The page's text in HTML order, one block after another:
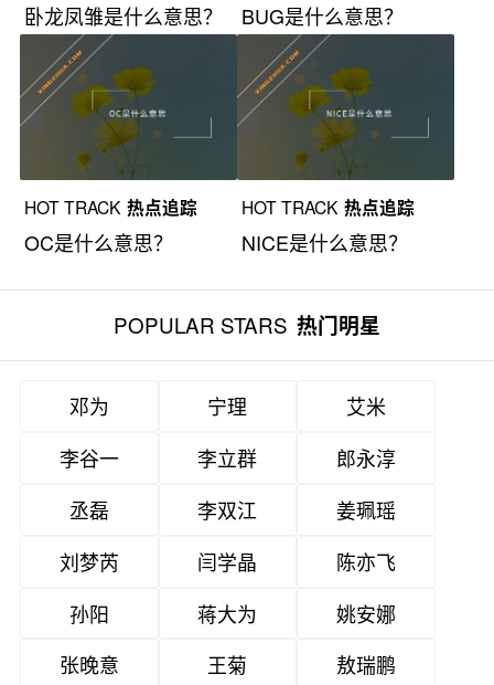
卧龙凤雏是什么意思？ BUG是什么意思？
HOT TRACK 热点追踪
OC是什么意思？
HOT TRACK 热点追踪
NICE是什么意思？
POPULAR STARS 热门明星
邓为 宁理
艾米
李谷一
李立群
郎永淳
丞磊
李双江
姜珮瑶
刘梦芮
闫学晶
陈亦飞
孙阳
蒋大为
姚安娜
张晚意
王菊
敖瑞鹏